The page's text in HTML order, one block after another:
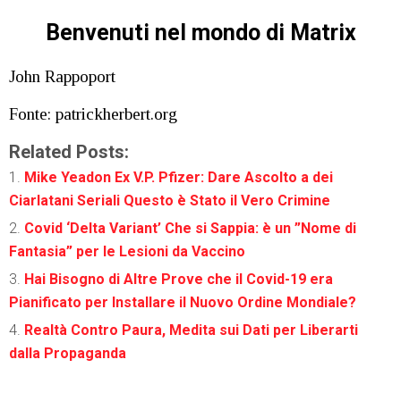
Benvenuti nel mondo di Matrix
John Rappoport
Fonte: patrickherbert.org
Related Posts:
Mike Yeadon Ex V.P. Pfizer: Dare Ascolto a dei
Ciarlatani Seriali Questo è Stato il Vero Crimine
Covid ‘Delta Variant’ Che si Sappia: è un ”Nome di
Fantasia” per le Lesioni da Vaccino
Hai Bisogno di Altre Prove che il Covid-19 era
Pianificato per Installare il Nuovo Ordine Mondiale?
Realtà Contro Paura, Medita sui Dati per Liberarti
dalla Propaganda